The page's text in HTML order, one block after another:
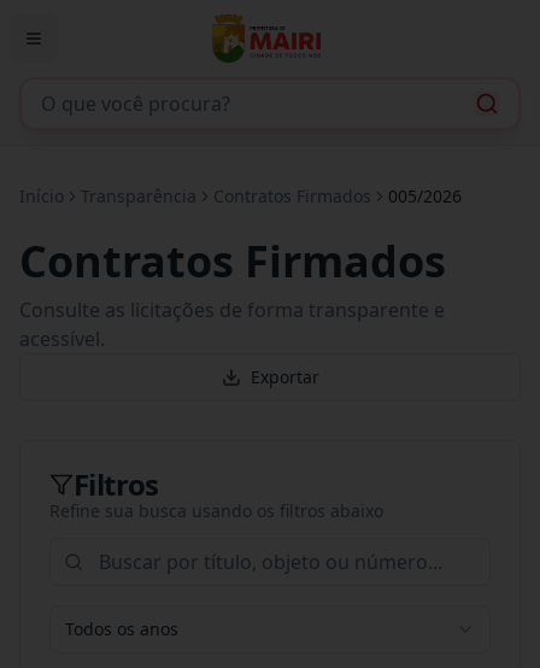
Início Transparência Contratos Firmados 005/2026
Contratos Firmados
Consulte as licitações de forma transparente e
acessível.
Exportar
Filtros
Refine sua busca usando os filtros abaixo
Todos os anos